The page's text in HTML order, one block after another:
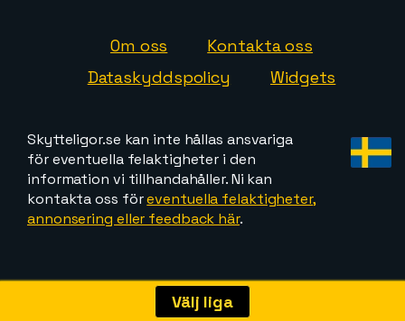
Om oss
Kontakta oss
Dataskyddspolicy
Widgets
Skytteligor.se kan inte hållas ansvariga
för eventuella felaktigheter i den
information vi tillhandahåller. Ni kan
kontakta oss föreventuella felaktigheter,
annonsering eller feedback här.
Välj liga